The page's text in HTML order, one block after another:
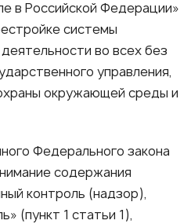
в Российской Федерации»
системы
во всех без
управления,
окружающей среды и
Федерального закона
содержания
контроль (надзор),
(пункт 1 статьи 1),